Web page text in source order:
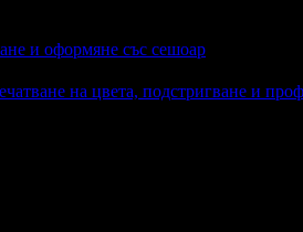
и оформяне със сешоар
на цвета, подстригване и